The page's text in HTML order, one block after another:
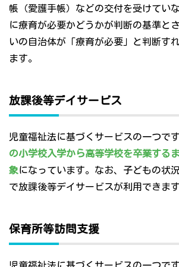
帳（愛護手帳）などの交付を受けてい
に療育が必要かどうかが判断の基準と
いの自治体が「療育が必要」と判断す
ます。
放課後等デイサービス
児童福祉法に基づくサービスの一つです
の小学校入学から高等学校を卒業する
象になっています。なお、子どもの状
で放課後等デイサービスが利用できます
保育所等訪問支援